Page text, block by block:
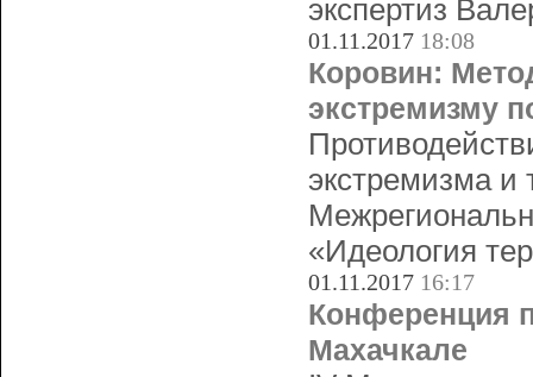
экспертиз
01.11.2017 18:08
Коровин:
экстремизму
экстремизма и
«Идеология
01.11.2017 16:17
Конференция
Махачкале